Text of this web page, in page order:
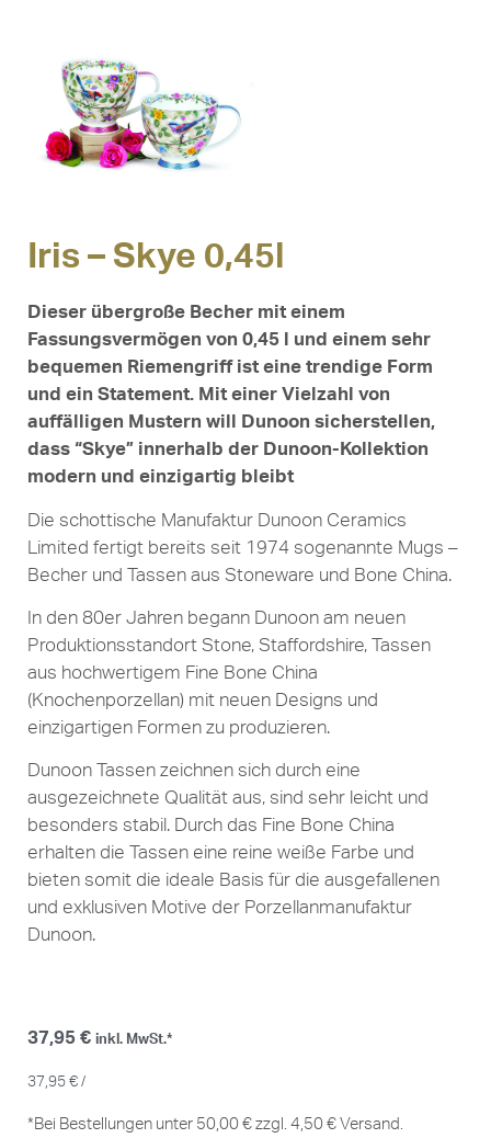
Iris – Skye 0,45l
Dieser übergroße Becher mit einem
Fassungsvermögen von 0,45 l und einem sehr
bequemen Riemengriff ist eine trendige Form
und ein Statement. Mit einer Vielzahl von
auffälligen Mustern will Dunoon sicherstellen,
dass “Skye” innerhalb der Dunoon-Kollektion
modern und einzigartig bleibt
Die schottische Manufaktur Dunoon Ceramics
Limited fertigt bereits seit 1974 sogenannte Mugs –
Becher und Tassen aus Stoneware und Bone China.
In den 80er Jahren begann Dunoon am neuen
Produktionsstandort Stone, Staffordshire, Tassen
aus hochwertigem Fine Bone China
(Knochenporzellan) mit neuen Designs und
einzigartigen Formen zu produzieren.
Dunoon Tassen zeichnen sich durch eine
ausgezeichnete Qualität aus, sind sehr leicht und
besonders stabil. Durch das Fine Bone China
erhalten die Tassen eine reine weiße Farbe und
bieten somit die ideale Basis für die ausgefallenen
und exklusiven Motive der Porzellanmanufaktur
Dunoon.
37,95 € inkl. MwSt.*
37,95 € /
*Bei Bestellungen unter 50,00 € zzgl. 4,50 € Versand.